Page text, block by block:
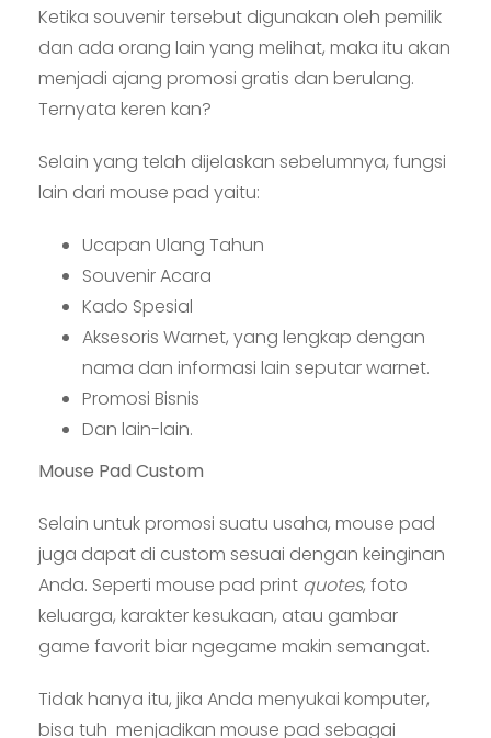
Ketika souvenir tersebut digunakan oleh pemilik
dan ada orang lain yang melihat, maka itu akan
menjadi ajang promosi gratis dan berulang.
Ternyata keren kan?
Selain yang telah dijelaskan sebelumnya, fungsi
lain dari mouse pad yaitu:
Ucapan Ulang Tahun
Souvenir Acara
Kado Spesial
Aksesoris Warnet, yang lengkap dengan
nama dan informasi lain seputar warnet.
Promosi Bisnis
Dan lain-lain.
Mouse Pad Custom
Selain untuk promosi suatu usaha, mouse pad
juga dapat di custom sesuai dengan keinginan
Anda. Seperti mouse pad print quotes, foto
keluarga, karakter kesukaan, atau gambar
game favorit biar ngegame makin semangat.
Tidak hanya itu, jika Anda menyukai komputer,
bisa tuh menjadikan mouse pad sebagai